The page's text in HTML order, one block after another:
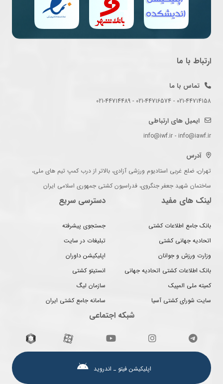
ارتباط با ما
تماس با ما
021-44714158 - 021-44716574 - 021-44714489
ایمیل های ارتباطی
info@iwf.ir - info@iawf.ir
آدرس
تهران، ضلع غربی استادیوم ورزشی آزادی، بالاتر از درب کمپ تیم های ملی،
ساختمان شهید جعفر جنگروی، فدراسیون کشتی جمهوری اسلامی ایران
لینک های مفید
بانک جامع اطلاعات کشتی
اتحادیه جهانی کشتی
وزارت ورزش و جوانان
بانک اطلاعات کشتی اتحادیه جهانی
کمیته ملی المپیک
سایت شورای کشتی آسیا
دسترسی سریع
جستجوی پیشرفته
تبلیغات در سایت
اپلیکیشن داوران
انستیتو کشتی
سازمان لیگ
سامانه جامع کشتی ایران
شبکه اجتماعی
اپلیکیشن فیتو ـ اندروید